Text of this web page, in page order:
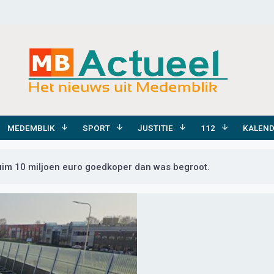
MEDEMBLIK SPORT JUSTITIE 112
10 miljoen euro goedkoper dan was begroot.